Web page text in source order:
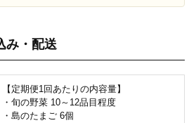
み・配送
【定期便1回あたりの内容量】
・旬の野菜 10～12品目程度
・島のたまご 6個